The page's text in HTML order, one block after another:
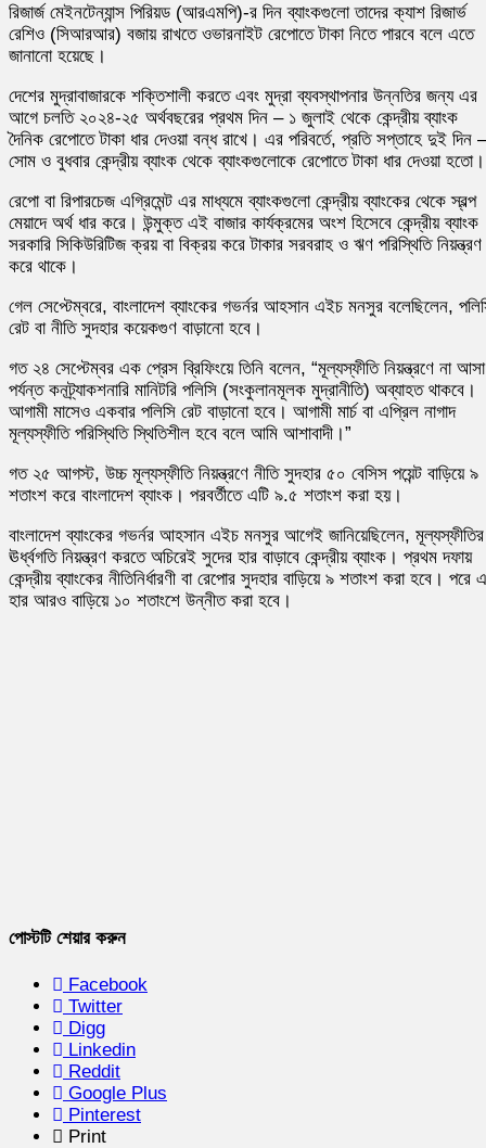
রিজার্জ মেইনটেন্যান্স পিরিয়ড (আরএমপি)-র দিন ব্যাংকগুলো তাদের ক্যাশ রিজার্ভ
রেশিও (সিআরআর) বজায় রাখতে ওভারনাইট রেপোতে টাকা নিতে পারবে বলে এতে
জানানো হয়েছে।
দেশের মুদ্রাবাজারকে শক্তিশালী করতে এবং মুদ্রা ব্যবস্থাপনার উন্নতির জন্য এর
আগে চলতি ২০২৪-২৫ অর্থবছরের প্রথম দিন – ১ জুলাই থেকে কেন্দ্রীয় ব্যাংক
দৈনিক রেপোতে টাকা ধার দেওয়া বন্ধ রাখে। এর পরিবর্তে, প্রতি সপ্তাহে দুই দিন –
সোম ও বুধবার কেন্দ্রীয় ব্যাংক থেকে ব্যাংকগুলোকে রেপোতে টাকা ধার দেওয়া হতো।
রেপো বা রিপারচেজ এগ্রিমেন্ট এর মাধ্যমে ব্যাংকগুলো কেন্দ্রীয় ব্যাংকের থেকে স্বল্প
মেয়াদে অর্থ ধার করে। উন্মুক্ত এই বাজার কার্যক্রমের অংশ হিসেবে কেন্দ্রীয় ব্যাংক
সরকারি সিকিউরিটিজ ক্রয় বা বিক্রয় করে টাকার সরবরাহ ও ঋণ পরিস্থিতি নিয়ন্ত্রণ
করে থাকে।
গেল সেপ্টেম্বরে, বাংলাদেশ ব্যাংকের গভর্নর আহসান এইচ মনসুর বলেছিলেন,
রেট বা নীতি সুদহার কয়েকগুণ বাড়ানো হবে।
গত ২৪ সেপ্টেম্বর এক প্রেস ব্রিফিংয়ে তিনি বলেন, “মূল্যস্ফীতি নিয়ন্ত্রণে না আসা
পর্যন্ত কনট্র্যাকশনারি মানিটরি পলিসি (সংকুলানমূলক মুদ্রানীতি) অব্যাহত থাকবে।
আগামী মাসেও একবার পলিসি রেট বাড়ানো হবে। আগামী মার্চ বা এপ্রিল নাগাদ
মূল্যস্ফীতি পরিস্থিতি স্থিতিশীল হবে বলে আমি আশাবাদী।”
গত ২৫ আগস্ট, উচ্চ মূল্যস্ফীতি নিয়ন্ত্রণে নীতি সুদহার ৫০ বেসিস পয়েন্ট বাড়িয়ে ৯
শতাংশ করে বাংলাদেশ ব্যাংক। পরবর্তীতে এটি ৯.৫ শতাংশ করা হয়।
বাংলাদেশ ব্যাংকের গভর্নর আহসান এইচ মনসুর আগেই জানিয়েছিলেন, মূল্যস্ফীতির
ঊর্ধ্বগতি নিয়ন্ত্রণ করতে অচিরেই সুদের হার বাড়াবে কেন্দ্রীয় ব্যাংক। প্রথম দফায়
কেন্দ্রীয় ব্যাংকের নীতিনির্ধারণী বা রেপোর সুদহার বাড়িয়ে ৯ শতাংশ করা হবে। পরে এ
হার আরও বাড়িয়ে ১০ শতাংশে উন্নীত করা হবে।
পোস্টটি শেয়ার করুন
Facebook
Twitter
Digg
Linkedin
Reddit
Google Plus
Pinterest
Print